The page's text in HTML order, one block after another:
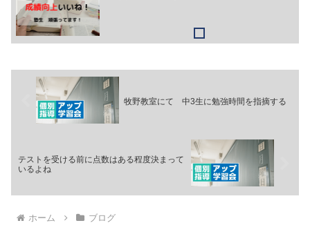
牧野教室にて 中3生に勉強時間を指摘する
テストを受ける前に点数はある程度決まって
いるよね
ホーム ブログ